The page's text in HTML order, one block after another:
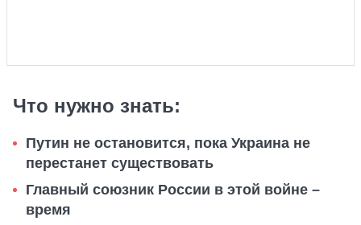
Что нужно знать:
Путин не остановится, пока Украина не
перестанет существовать
Главный союзник России в этой войне –
время